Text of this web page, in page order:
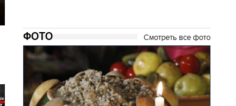
ФОТО Смотреть все фото